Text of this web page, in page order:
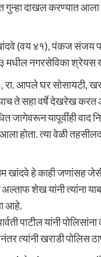
गुन्हा दाखल करण्यात
(वय ४१), पंकज संजय
मधील नगरसेविका श्रेयस
आपले घर सोसायटी,
पाच ते सहा वर्षे देखरेख
जागेवरून यापूर्वीही
होता. त्या वेळी
खांदवे हे काही
शेख यांनी त्यांना
आहे.
पाटील यांनी
त्यांनी खराडी पोलिस